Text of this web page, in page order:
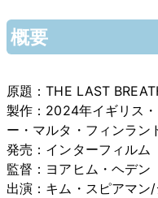
概要
原題：THE LAST
製作：2024年イギリス
ー・マルタ・フィンラン
発売：インターフィルム
監督：ヨアヒム・ヘデン
出演：キム・スピアマン